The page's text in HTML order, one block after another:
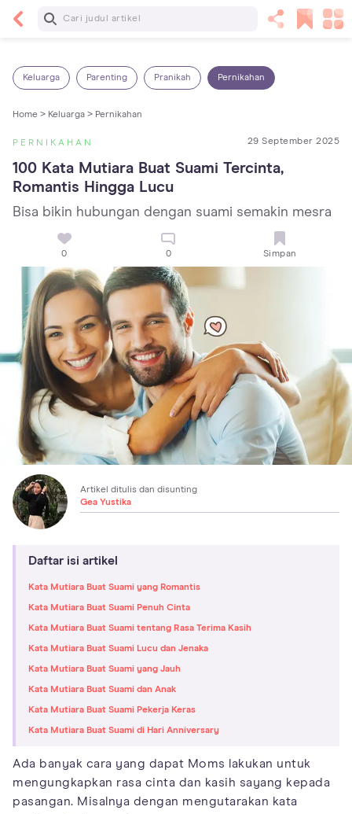
Baca Selanjutnya
Keluarga Parenting Pranikah Pernikahan
Home > Keluarga > Pernikahan
PERNIKAHAN 29 September 2025
100 Kata Mutiara Buat Suami Tercinta,
Romantis Hingga Lucu
Bisa bikin hubungan dengan suami semakin mesra
0 0 Simpan
Artikel ditulis dan disunting
Gea Yustika
Daftar isi artikel
Kata Mutiara Buat Suami yang Romantis
Kata Mutiara Buat Suami Penuh Cinta
Kata Mutiara Buat Suami tentang Rasa Terima Kasih
Kata Mutiara Buat Suami Lucu dan Jenaka
Kata Mutiara Buat Suami yang Jauh
Kata Mutiara Buat Suami dan Anak
Kata Mutiara Buat Suami Pekerja Keras
Kata Mutiara Buat Suami di Hari Anniversary
Ada banyak cara yang dapat Moms lakukan untuk
mengungkapkan rasa cinta dan kasih sayang kepada
pasangan. Misalnya dengan mengutarakan kata